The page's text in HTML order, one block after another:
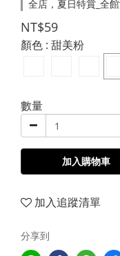
全店，夏日特賞_全
NT$59
顏色 : 甜美粉
數量
加入購物車
加入追蹤清單
分享到